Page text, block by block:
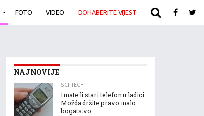
FOTO VIDEO DOHABERITE VIJEST ARHIVA
NAJNOVIJE
SCI-TECH
Imate li stari telefon u ladici:
Možda držite pravo malo
bogatstvo